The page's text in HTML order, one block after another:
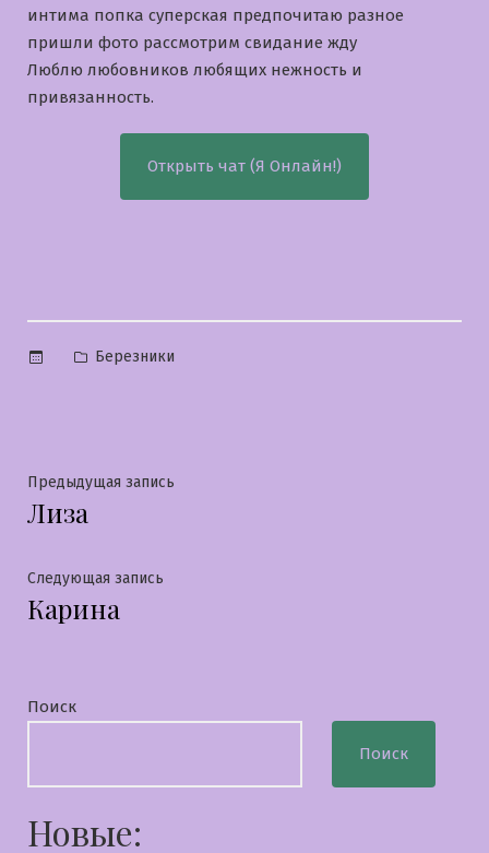
интима попка суперская предпочитаю разное
пришли фото рассмотрим свидание жду
Люблю любовников любящих нежность и
привязанность.
Открыть чат (Я Онлайн!)
Опубликовано
Березники
Навигация
по
записям
Предыдущая запись
Лиза
Следующая запись
Карина
Поиск
Поиск
Новые: